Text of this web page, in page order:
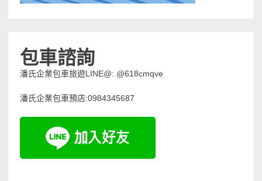
包車諮詢
潘氏企業包車旅遊LINE@: @618cmqve
潘氏企業包車預店:0984345687